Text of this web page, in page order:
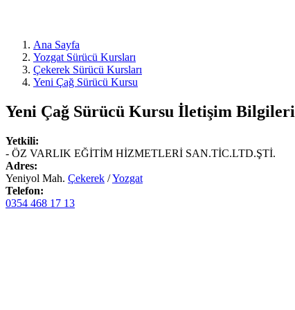
Ana Sayfa
Yozgat Sürücü Kursları
Çekerek Sürücü Kursları
Yeni Çağ Sürücü Kursu
Yeni Çağ Sürücü Kursu İletişim Bilgileri
Yetkili:
- ÖZ VARLIK EĞİTİM HİZMETLERİ SAN.TİC.LTD.ŞTİ.
Adres:
Yeniyol Mah. Çekerek /Yozgat
Telefon:
0354 468 17 13